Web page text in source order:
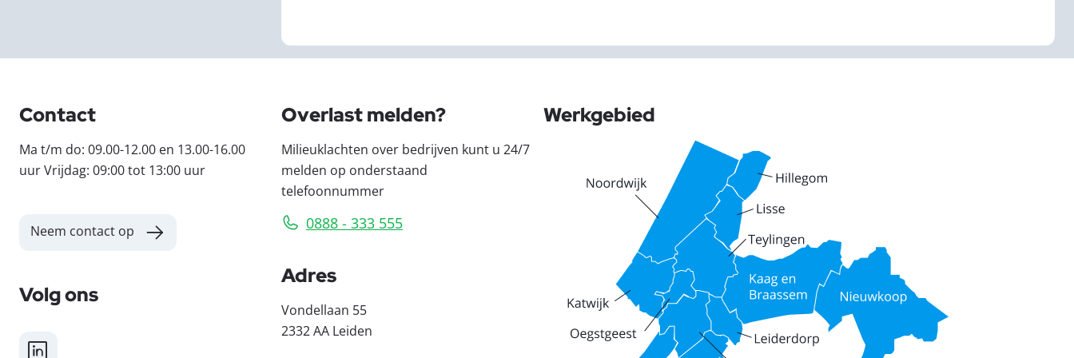
Contact
Ma t/m do: 09.00-12.00 en 13.00-16.00
uur Vrijdag: 09:00 tot 13:00 uur
Neem contact op
Volg ons
LinkedIn
Overlast melden?
Milieuklachten over bedrijven kunt u 24/7
melden op onderstaand
telefoonnummer
0888 - 333 555
Adres
Vondellaan 55
2332 AA Leiden
Werkgebied